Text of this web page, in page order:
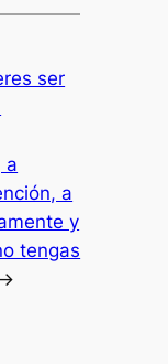
ser
a
a
y
tengas
→